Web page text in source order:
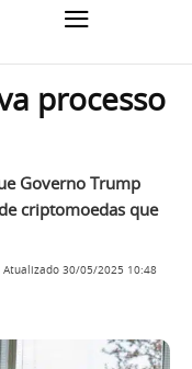
processo
Governo Trump
criptomoedas que
Atualizado 30/05/2025 10:48